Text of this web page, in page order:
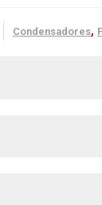
Condensadores,